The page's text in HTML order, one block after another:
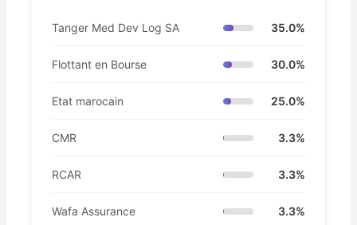
Tanger Med Dev Log SA 35.0%
Flottant en Bourse 30.0%
Etat marocain 25.0%
CMR 3.3%
RCAR 3.3%
Wafa Assurance 3.3%